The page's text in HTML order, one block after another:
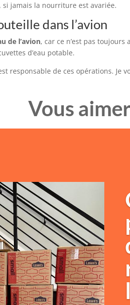
jamais la nourriture est avariée.
dans l’avion
de l’avion, car ce n’est pas
d’eau potable.
responsable de ces opérations. Je
Vous